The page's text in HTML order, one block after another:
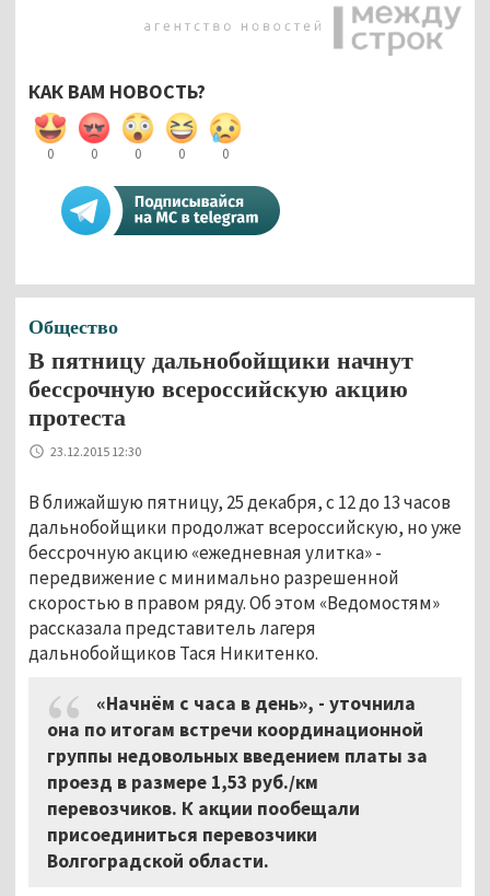
КАК ВАМ НОВОСТЬ?
0 0 0 0 0
Общество
В пятницу дальнобойщики начнут
бессрочную всероссийскую акцию
протеста
23.12.2015 12:30
В ближайшую пятницу, 25 декабря, с 12 до 13 часов
дальнобойщики продолжат всероссийскую, но уже
бессрочную акцию «ежедневная улитка» -
передвижение с минимально разрешенной
скоростью в правом ряду. Об этом «Ведомостям»
рассказала представитель лагеря
дальнобойщиков Тася Никитенко.
«Начнём с часа в день», - уточнила
она по итогам встречи координационной
группы недовольных введением платы за
проезд в размере 1,53 руб./км
перевозчиков. К акции пообещали
присоединиться перевозчики
Волгоградской области.